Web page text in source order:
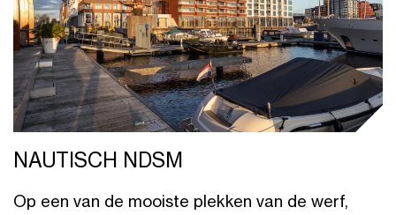
NAUTISCH NDSM
Op een van de mooiste plekken van de werf,